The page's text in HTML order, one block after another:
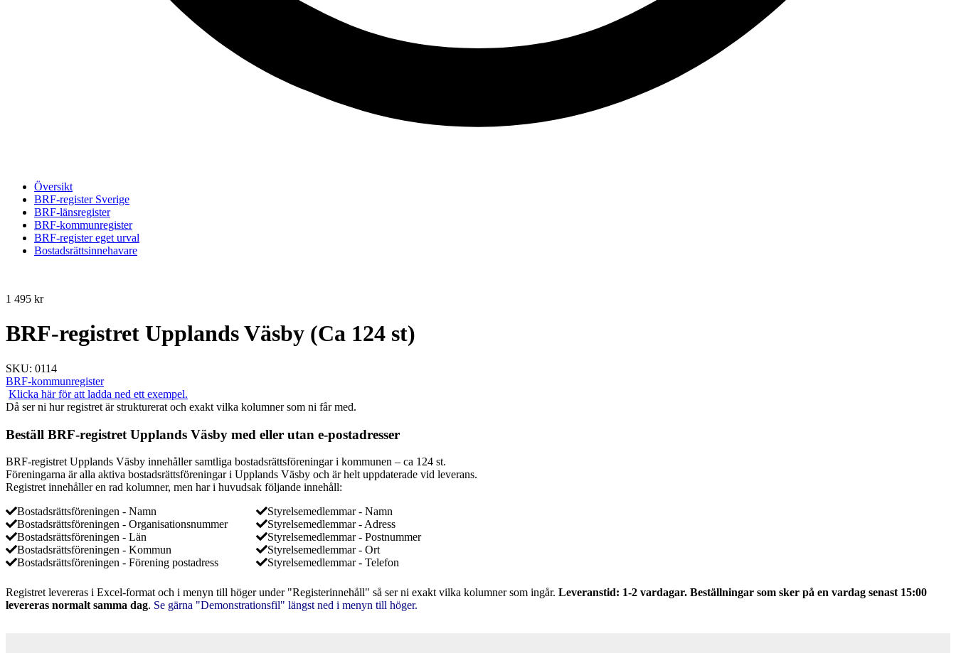
Översikt
BRF-register Sverige
BRF-länsregister
BRF-kommunregister
BRF-register eget urval
Bostadsrättsinnehavare
1 495 kr
BRF-registret Upplands Väsby (Ca 124 st)
SKU: 0114
BRF-kommunregister
Klicka här för att ladda ned ett exempel.
Då ser ni hur registret är strukturerat och exakt vilka kolumner som ni får med.
Beställ BRF-registret Upplands Väsby med eller utan e-postadresser
BRF-registret Upplands Väsby innehåller samtliga bostadsrättsföreningar i kommunen – ca 124 st.
Föreningarna är alla aktiva bostadsrättsföreningar i Upplands Väsby och är helt uppdaterade vid leverans.
Registret innehåller en rad kolumner, men har i huvudsak följande innehåll:
Bostadsrättsföreningen - Namn
Bostadsrättsföreningen - Organisationsnummer
Bostadsrättsföreningen - Län
Bostadsrättsföreningen - Kommun
Bostadsrättsföreningen - Förening postadress
Styrelsemedlemmar - Namn
Styrelsemedlemmar - Adress
Styrelsemedlemmar - Postnummer
Styrelsemedlemmar - Ort
Styrelsemedlemmar - Telefon
Registret levereras i Excel-format och i menyn till höger under "Registerinnehåll" så ser ni exakt vilka kolumner som ingår. Leveranstid: 1-2 vardagar. Beställningar som sker på en vardag senast 15:00
levereras normalt samma dag. Se gärna "Demonstrationsfil" längst ned i menyn till höger.